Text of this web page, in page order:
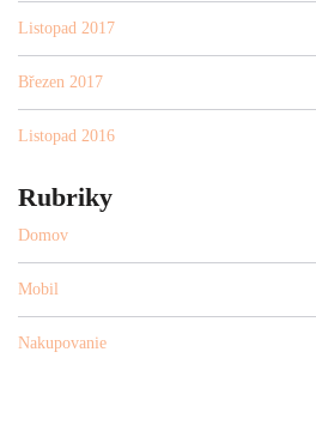
Listopad 2017
Březen 2017
Listopad 2016
Rubriky
Domov
Mobil
Nakupovanie